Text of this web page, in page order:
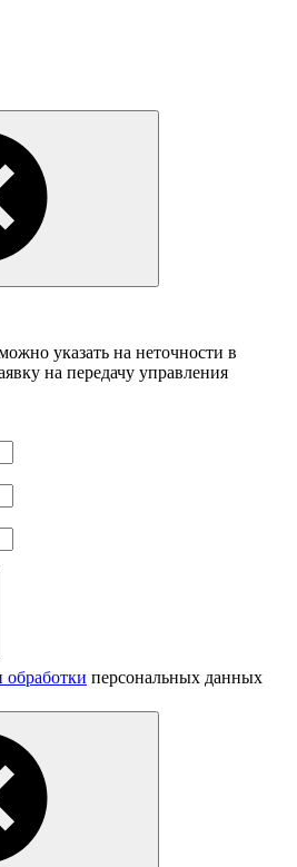
указать на неточности в
на передачу управления
обработки персональных данных